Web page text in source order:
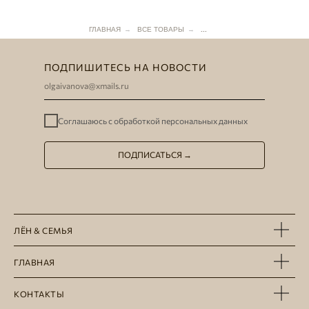
ГЛАВНАЯ → ВСЕ ТОВАРЫ →
ПОДПИШИТЕСЬ НА НОВОСТИ
Соглашаюсь собработкой персональных данных
ПОДПИСАТЬСЯ →
ЛЁН & СЕМЬЯ
ГЛАВНАЯ
КОНТАКТЫ